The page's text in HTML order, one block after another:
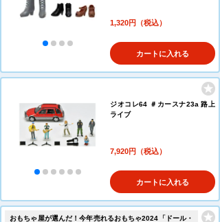
1,320円（税込）
カートに入れる
ジオコレ64 ＃カースナ23a 路上
ライブ
7,920円（税込）
カートに入れる
おもちゃ屋が選んだ！今年売れるおもちゃ2024「ドール・